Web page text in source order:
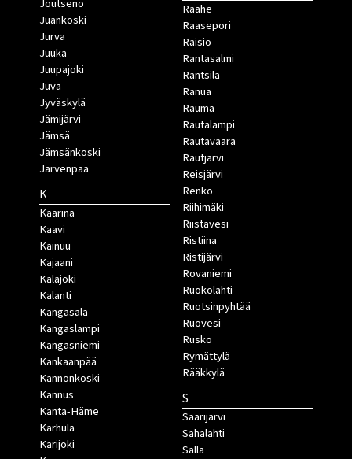
Joutseno
Juankoski
Jurva
Juuka
Juupajoki
Juva
Jyväskylä
Jämijärvi
Jämsä
Jämsänkoski
Järvenpää
K
Kaarina
Kaavi
Kainuu
Kajaani
Kalajoki
Kalanti
Kangasala
Kangaslampi
Kangasniemi
Kankaanpää
Kannonkoski
Kannus
Kanta-Häme
Karhula
Karijoki
Raahe
Raasepori
Raisio
Rantasalmi
Rantsila
Ranua
Rauma
Rautalampi
Rautavaara
Rautjärvi
Reisjärvi
Renko
Riihimäki
Riistavesi
Ristiina
Ristijärvi
Rovaniemi
Ruokolahti
Ruotsinpyhtää
Ruovesi
Rusko
Rymättylä
Rääkkylä
S
Saarijärvi
Sahalahti
Salla